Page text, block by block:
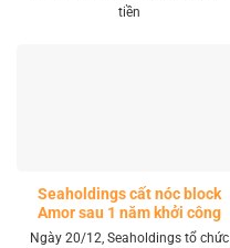
tiền
Seaholdings cất nóc block
Amor sau 1 năm khởi công
Ngày 20/12, Seaholdings tổ chức